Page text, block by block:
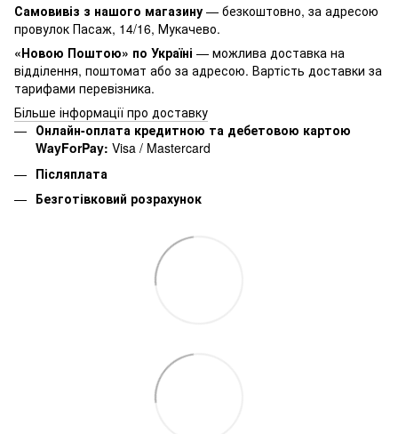
Самовивіз з нашого магазину — безкоштовно, за адресою
провулок Пасаж, 14/16, Мукачево.
«Новою Поштою» по Україні — можлива доставка на
відділення, поштомат або за адресою. Вартість доставки за
тарифами перевізника.
Більше інформації про доставку
Онлайн-оплата кредитною та дебетовою картою
WayForPay: Visa / Mastercard
Післяплата
Безготівковий розрахунок